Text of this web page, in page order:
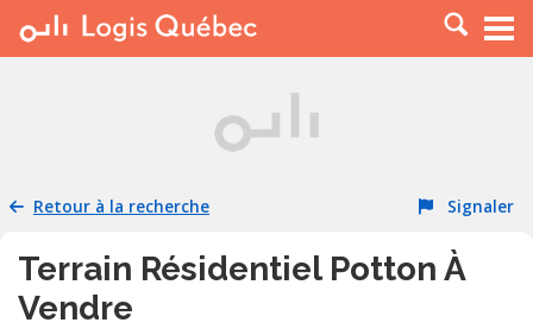
À LOUER
PLACER UNE ANNONCE
RESSOURCES
Retour à la recherche Signaler
Terrain Résidentiel Potton À
Vendre